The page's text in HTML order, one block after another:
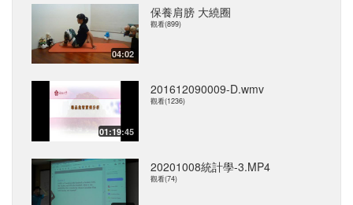
04:02
保養肩膀 大繞圈
觀看(899)
01:19:45
201612090009-D.wmv
觀看(1236)
20201008統計學-3.MP4
觀看(74)